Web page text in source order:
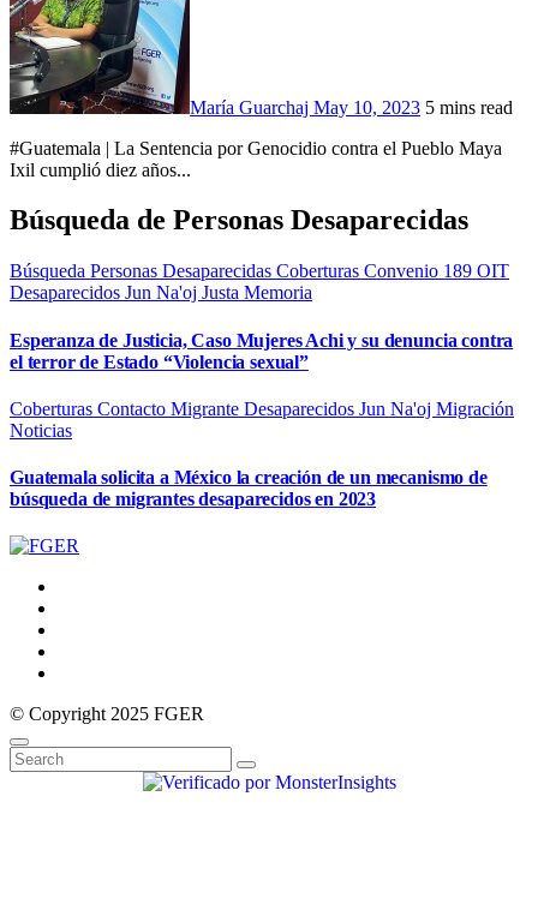
María Guarchaj May 10, 2023 5 mins read
#Guatemala | La Sentencia por Genocidio contra el Pueblo Maya
Ixil cumplió diez años...
Búsqueda de Personas Desaparecidas
Búsqueda Personas Desaparecidas Coberturas Convenio 189 OIT
Desaparecidos Jun Na'oj Justa Memoria
Esperanza de Justicia, Caso Mujeres Achi y su denuncia contra
el terror de Estado “Violencia sexual”
Coberturas Contacto Migrante Desaparecidos Jun Na'oj Migración
Noticias
Guatemala solicita a México la creación de un mecanismo de
búsqueda de migrantes desaparecidos en 2023
© Copyright 2025 FGER